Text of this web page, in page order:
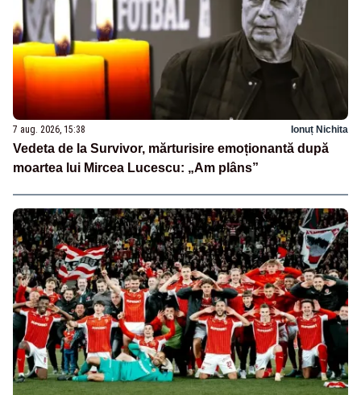
7 aug. 2026, 15:38 Ionuț Nichita
Vedeta de la Survivor, mărturisire emoționantă după
moartea lui Mircea Lucescu: „Am plâns”